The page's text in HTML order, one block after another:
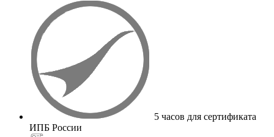
5 часов для сертификата
ИПБ России